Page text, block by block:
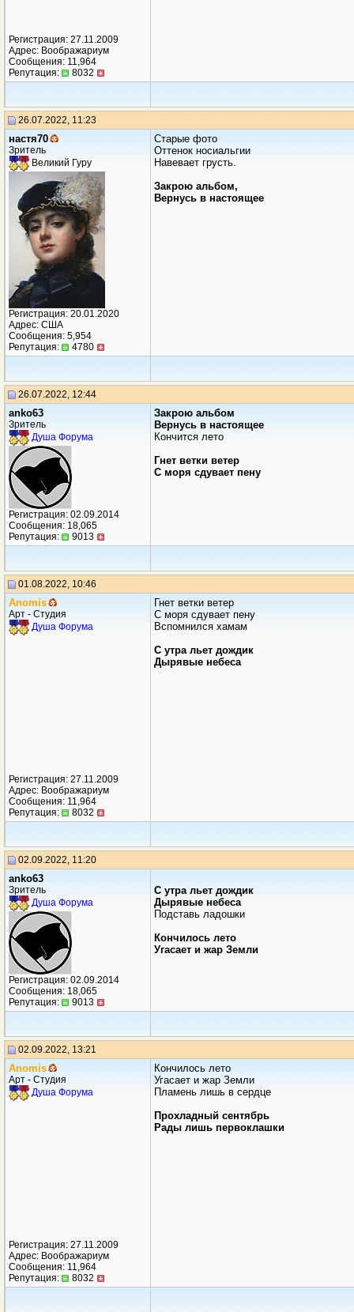
Регистрация: 27.11.2009
Адрес: Воображариум
Сообщения: 11,964
Репутация:
8032
26.07.2022, 11:23
настя70
Зритель
Великий Гуру
Регистрация: 20.01.2020
Адрес: США
Сообщения: 5,954
Репутация:
4780
Старые фото
Оттенок носиальгии
Навевает грусть.
Закрою альбом,
Вернусь в настоящее
26.07.2022, 12:44
anko63
Зритель
Душа Форума
Регистрация: 02.09.2014
Сообщения: 18,065
Репутация:
9013
Закрою альбом
Вернусь в настоящее
Кончится лето
Гнет ветки ветер
С моря сдувает пену
01.08.2022, 10:46
Anomis
Арт - Студия
Душа Форума
Регистрация: 27.11.2009
Адрес: Воображариум
Сообщения: 11,964
Репутация:
8032
Гнет ветки ветер
С моря сдувает пену
Вспомнился хамам
С утра льет дождик
Дырявые небеса
02.09.2022, 11:20
anko63
Зритель
Душа Форума
Регистрация: 02.09.2014
Сообщения: 18,065
Репутация:
9013
С утра льет дождик
Дырявые небеса
Подставь ладошки
Кончилось лето
Угасает и жар Земли
02.09.2022, 13:21
Anomis
Арт - Студия
Душа Форума
Регистрация: 27.11.2009
Адрес: Воображариум
Сообщения: 11,964
Репутация:
8032
Кончилось лето
Угасает и жар Земли
Пламень лишь в сердце
Прохладный сентябрь
Рады лишь первоклашки